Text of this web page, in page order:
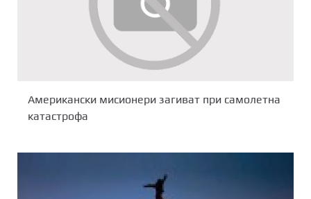
Американски мисионери загиват при самолетна
катастрофа